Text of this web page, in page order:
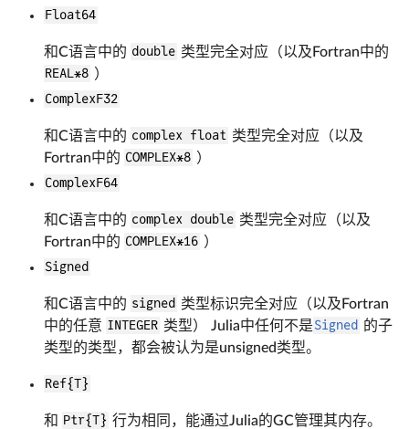
Float64
和C语言中的 double 类型完全对应（以及Fortran中的
REAL*8 ）
ComplexF32
和C语言中的 complex float 类型完全对应（以及
Fortran中的 COMPLEX*8 ）
ComplexF64
和C语言中的 complex double 类型完全对应（以及
Fortran中的 COMPLEX*16 ）
Signed
和C语言中的 signed 类型标识完全对应（以及Fortran
中的任意 INTEGER 类型） Julia中任何不是Signed 的子
类型的类型，都会被认为是unsigned类型。
Ref{T}
和 Ptr{T} 行为相同，能通过Julia的GC管理其内存。